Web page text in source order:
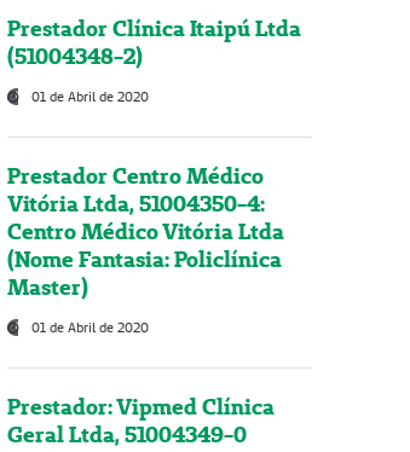
Prestador Clínica Itaipú Ltda
(51004348-2)
01 de Abril de 2020
Prestador Centro Médico
Vitória Ltda, 51004350-4:
Centro Médico Vitória Ltda
(Nome Fantasia: Policlínica
Master)
01 de Abril de 2020
Prestador: Vipmed Clínica
Geral Ltda, 51004349-0